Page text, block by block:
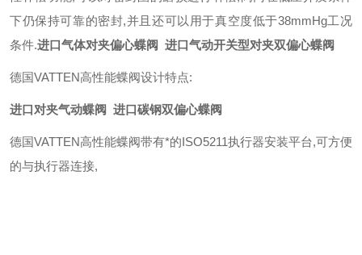
下仍保持可靠的密封,并且还可以用于真空度低于38mmHg工况
条件.进口气体对夹偏心蝶阀 进口气动开关型对夹双偏心蝶阀
德国VATTEN高性能蝶阀设计特点:
进口对夹气动蝶阀 进口碳钢双偏心蝶阀
德国VATTEN高性能蝶阀带有*的ISO5211执行器安装平台,可方便
的与执行器连接,